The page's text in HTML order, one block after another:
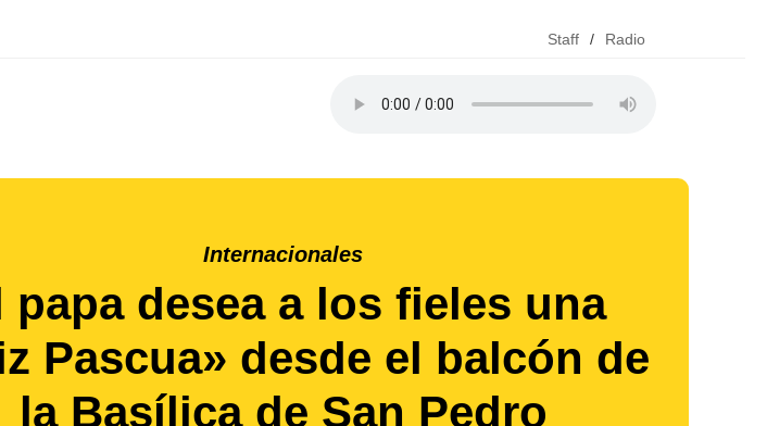
Staff / Radio
Internacionales
papa desea a los fieles una
Pascua» desde el balcón de
la Basílica de San Pedro